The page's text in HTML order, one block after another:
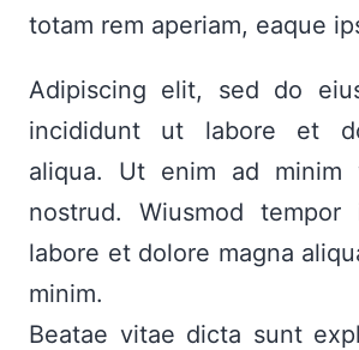
totam rem aperiam, eaque
Adipiscing elit, sed do
incididunt ut labore et
aliqua. Ut enim ad minim
nostrud. Wiusmod
labore et dolore magna
minim.
Beatae vitae dicta sunt